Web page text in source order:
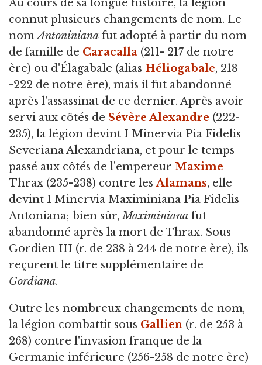
Au cours de sa longue histoire, la légion
connut plusieurs changements de nom. Le
nomAntoniniana fut adopté à partir du nom
de famille de Caracalla (211- 217 de notre
ère) ou d'Élagabale (alias Héliogabale, 218
-222 de notre ère), mais il fut abandonné
après l'assassinat de ce dernier. Après avoir
servi aux côtés de Sévère Alexandre (222-
235), la légion devint I Minervia Pia Fidelis
Severiana Alexandriana, et pour le temps
passé aux côtés de l'empereur Maxime
Thrax (235-238) contre lesAlamans, elle
devint I Minervia Maximiniana Pia Fidelis
Antoniana; bien sûr,Maximiniana fut
abandonné après la mort de Thrax. Sous
Gordien III (r. de 238 à 244 de notre ère), ils
reçurent le titre supplémentaire de
Gordiana.
Outre les nombreux changements de nom,
la légion combattit sous Gallien (r. de 253 à
268) contre l'invasion franque de la
Germanie inférieure (256-258 de notre ère)